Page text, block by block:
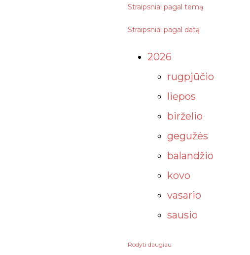
Straipsniai pagal temą
Straipsniai pagal datą
2026
rugpjūčio
liepos
birželio
gegužės
balandžio
kovo
vasario
sausio
2025
Rodyti daugiau